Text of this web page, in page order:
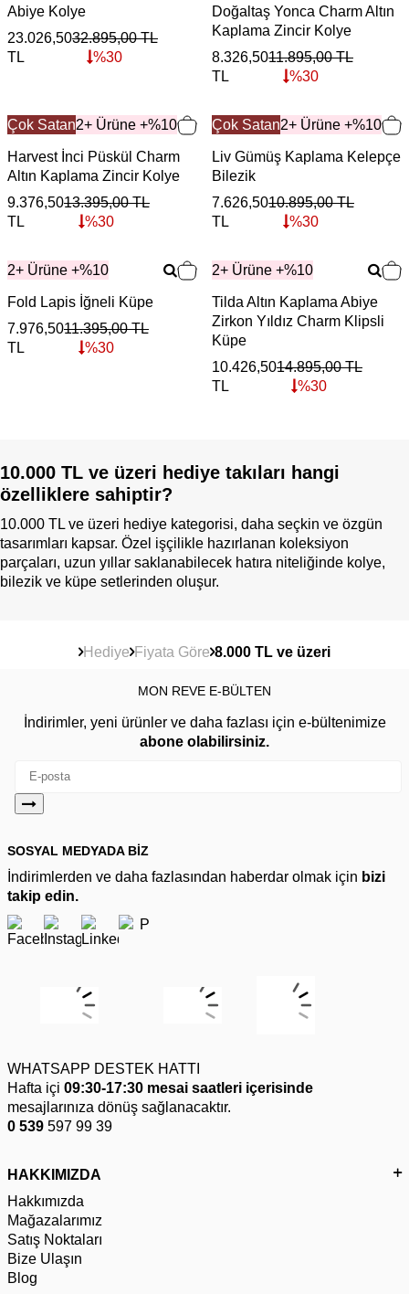
Abiye Kolye
23.026,50
TL
32.895,00TL
%30
Doğaltaş Yonca Charm Altın
Kaplama Zincir Kolye
8.326,50
TL
11.895,00TL
%30
Çok Satan2+ Ürüne +%10
Harvest İnci Püskül Charm
Altın Kaplama Zincir Kolye
9.376,50
TL
13.395,00TL
%30
Çok Satan2+ Ürüne +%10
Liv Gümüş Kaplama Kelepçe
Bilezik
7.626,50
TL
10.895,00TL
%30
2+ Ürüne +%10
Fold Lapis İğneli Küpe
7.976,50
TL
11.395,00TL
%30
2+ Ürüne +%10
Tilda Altın Kaplama Abiye
Zirkon Yıldız Charm Klipsli
Küpe
10.426,50
TL
14.895,00TL
%30
10.000 TL ve üzeri hediye takıları hangi
özelliklere sahiptir?
10.000 TL ve üzeri hediye kategorisi, daha seçkin ve özgün
tasarımları kapsar. Özel işçilikle hazırlanan koleksiyon
parçaları, uzun yıllar saklanabilecek hatıra niteliğinde kolye,
bilezik ve küpe setlerinden oluşur.
Hediye Fiyata Göre 8.000 TL ve üzeri
MON REVE E-BÜLTEN
İndirimler, yeni ürünler ve daha fazlası için e-bültenimize
abone olabilirsiniz.
SOSYAL MEDYADA BİZ
İndirimlerden ve daha fazlasından haberdar olmak için bizi
takip edin.
WHATSAPP DESTEK HATTI
Hafta içi 09:30-17:30 mesai saatleri içerisinde
mesajlarınıza dönüş sağlanacaktır.
0 539 597 99 39
HAKKIMIZDA
Hakkımızda
Mağazalarımız
Satış Noktaları
Bize Ulaşın
Blog